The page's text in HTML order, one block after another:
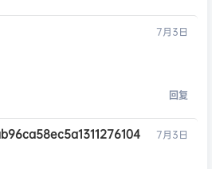
7月3日
回复
7月3日